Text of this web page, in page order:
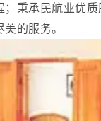
；秉承民航业优
的服务。